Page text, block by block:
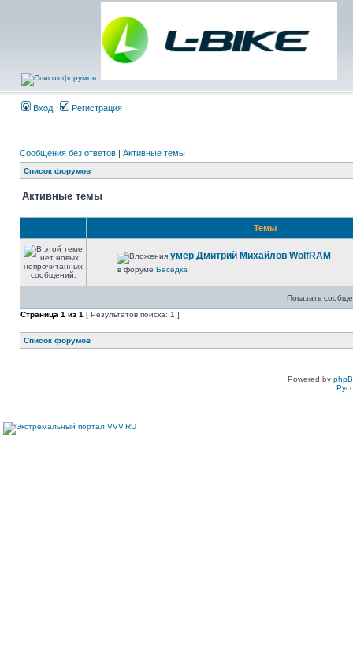
Вход Регистрация
Сообщения без ответов | Активные темы
Список форумов
Активные темы
Темы
умер Дмитрий Михайлов WolfRAM
в форуме Беседка
Показать
Страница 1 из 1 [ Результатов поиска: 1 ]
Список форумов
Powered by